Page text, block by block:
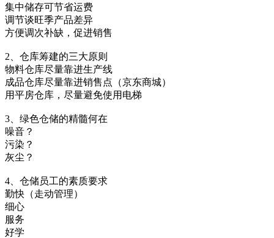
集中储存可节省运费
调节谈旺季产品差异
方便调次补缺，促进销售
2、仓库筹建的三大原则
物料仓库尽量靠进生产线
成品仓库尽量靠进销售点（京东商城）
用平房仓库，尽量避免使用电梯
3、绿色仓储的精髓何在
噪音？
污染？
灰尘？
4、仓储员工的素质要求
勤快（走动管理）
细心
服务
好学